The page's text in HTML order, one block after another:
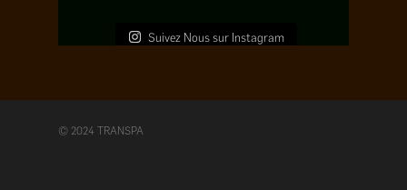
Suivez Nous sur Instagram
© 2024 TRANSPA